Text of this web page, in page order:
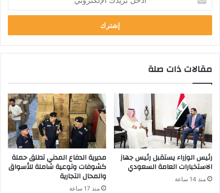
بريدك
الإلكتروني
مقالات ذات صلة
رئيس الوزراء يستقبل رئيس جهاز
الاستخبارات العامة السعودي
منذ 14 ساعة
مديرية الدفاع المدني تطلق حملة
كشوفات وتوعية شاملة للأسواق
والمحال التجارية
منذ 17 ساعة